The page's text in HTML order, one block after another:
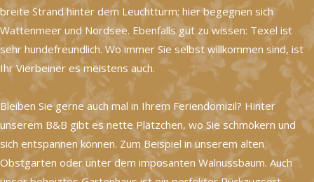
breite Strand hinter dem Leuchtturm; hier begegnen sich
Wattenmeer und Nordsee. Ebenfalls gut zu wissen: Texel ist
sehr hundefreundlich. Wo immer Sie selbst willkommen sind, ist
Ihr Vierbeiner es meistens auch.
Bleiben Sie gerne auch mal in Ihrem Feriendomizil? Hinter
unserem B&B gibt es nette Plätzchen, wo Sie schmökern und
sich entspannen können. Zum Beispiel in unserem alten
Obstgarten oder unter dem imposanten Walnussbaum. Auch